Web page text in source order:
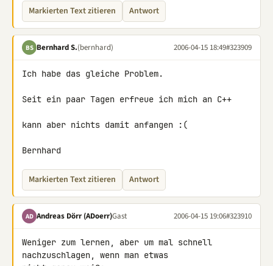
Markierten Text zitieren Antwort
BS Bernhard S.(bernhard) 2006-04-15 18:49#323909
Ich habe das gleiche Problem.
Seit ein paar Tagen erfreue ich mich an C++
kann aber nichts damit anfangen :(
Bernhard
Markierten Text zitieren Antwort
AD Andreas Dörr (ADoerr)Gast 2006-04-15 19:06#323910
Weniger zum lernen, aber um mal schnell
nachzuschlagen, wenn man etwas